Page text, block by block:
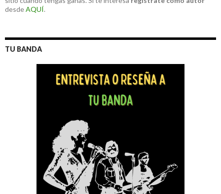
desdeAQUÍ.
TU BANDA